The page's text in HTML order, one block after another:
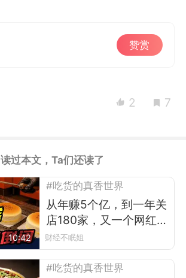
赞赏
2 7
读过本文，Ta们还读了
10:42
#吃货的真香世界
从年赚5个亿，到一年关
店180家，又一个网红排
队王倒下
财经不眠姐
#吃货的真香世界